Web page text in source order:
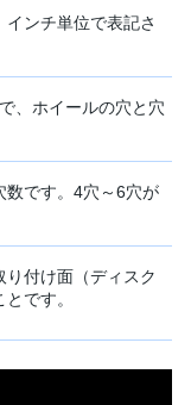
ンチ単位で表記さ
、ホイールの穴と穴
数です。4穴～6穴が
付け面（ディスク
です。